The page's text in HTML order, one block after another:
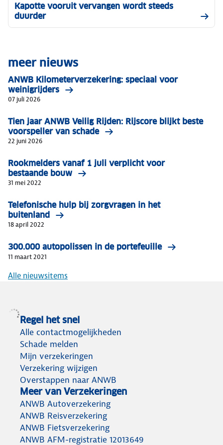
Kapotte vooruit vervangen wordt steeds
duurder
meer nieuws
ANWB Kilometerverzekering: speciaal voor
weinigrijders
07 juli 2026
Tien jaar ANWB Veilig Rijden: Rijscore blijkt beste
voorspeller van schade
22 juni 2026
Rookmelders vanaf 1 juli verplicht voor
bestaande bouw
31 mei 2022
Telefonische hulp bij zorgvragen in het
buitenland
18 april 2022
300.000 autopolissen in de portefeuille
11 maart 2021
Alle nieuwsitems
Regel het snel
Alle contactmogelijkheden
Schade melden
Mijn verzekeringen
Verzekering wijzigen
Overstappen naar ANWB
Meer van Verzekeringen
ANWB Autoverzekering
ANWB Reisverzekering
ANWB Fietsverzekering
ANWB AFM-registratie 12013649